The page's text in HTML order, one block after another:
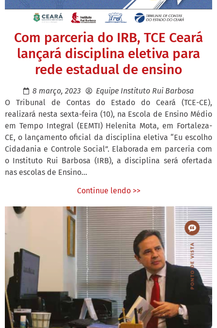
Com parceria do IRB, TCE Ceará
lançará disciplina eletiva para
rede estadual de ensino
8 março, 2023
Equipe Instituto Rui Barbosa
O Tribunal de Contas do Estado do Ceará (TCE-CE),
realizará nesta sexta-feira (10), na Escola de Ensino Médio
em Tempo Integral (EEMTI) Helenita Mota, em Fortaleza-
CE, o lançamento oficial da disciplina eletiva “Eu escolho
Cidadania e Controle Social”. Elaborada em parceria com
o Instituto Rui Barbosa (IRB), a disciplina será ofertada
nas escolas de Ensino...
Continue lendo >>